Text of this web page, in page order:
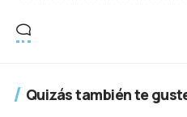
Quizás también te